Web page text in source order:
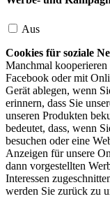
Aus
Cookies für soziale
Manchmal
Facebook oder mit
Gerät ablegen, wenn
erinnern, dass Sie
unseren Produkten
bedeutet, dass, wenn
besuchen oder eine
Anzeigen für unsere
dann vorgestellten
Interessen
werden Sie zurück zu